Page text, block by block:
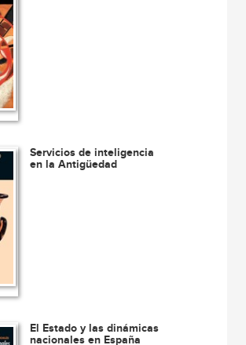
Servicios de inteligencia
en la Antigüedad
El Estado y las dinámicas
nacionales en España